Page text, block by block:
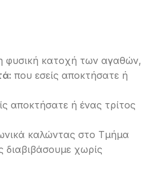
φυσική κατοχή των αγαθών,
που εσείς αποκτήσατε ή
αποκτήσατε ή ένας τρίτος
καλώντας στο Τμήμα
χωρίς